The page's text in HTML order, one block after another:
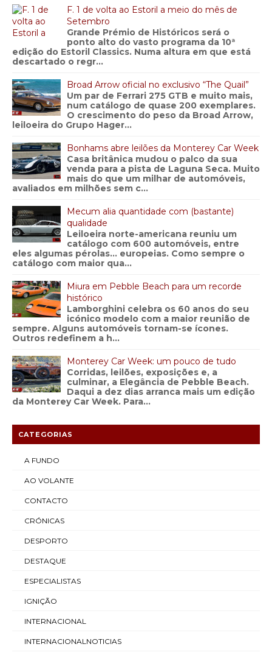
F. 1 de volta ao Estoril a meio do mês de
Setembro
Grande Prémio de Históricos será o
ponto alto do vasto programa da 10ª
edição do Estoril Classics. Numa altura em que está
descartado o regr...
Broad Arrow oficial no exclusivo “The Quail”
Um par de Ferrari 275 GTB e muito mais,
num catálogo de quase 200 exemplares.
O crescimento do peso da Broad Arrow,
leiloeira do Grupo Hager...
Bonhams abre leilões da Monterey Car Week
Casa britânica mudou o palco da sua
venda para a pista de Laguna Seca. Muito
mais do que um milhar de automóveis,
avaliados em milhões sem c...
Mecum alia quantidade com (bastante)
qualidade
Leiloeira norte-americana reuniu um
catálogo com 600 automóveis, entre
eles algumas pérolas… europeias. Como sempre o
catálogo com maior qua...
Miura em Pebble Beach para um recorde
histórico
Lamborghini celebra os 60 anos do seu
icónico modelo com a maior reunião de
sempre. Alguns automóveis tornam-se ícones.
Outros redefinem a h...
Monterey Car Week: um pouco de tudo
Corridas, leilões, exposições e, a
culminar, a Elegância de Pebble Beach.
Daqui a dez dias arranca mais um edição
da Monterey Car Week. Para...
CATEGORIAS
A FUNDO
AO VOLANTE
CONTACTO
CRÓNICAS
DESPORTO
DESTAQUE
ESPECIALISTAS
IGNIÇÃO
INTERNACIONAL
INTERNACIONALNOTICIAS